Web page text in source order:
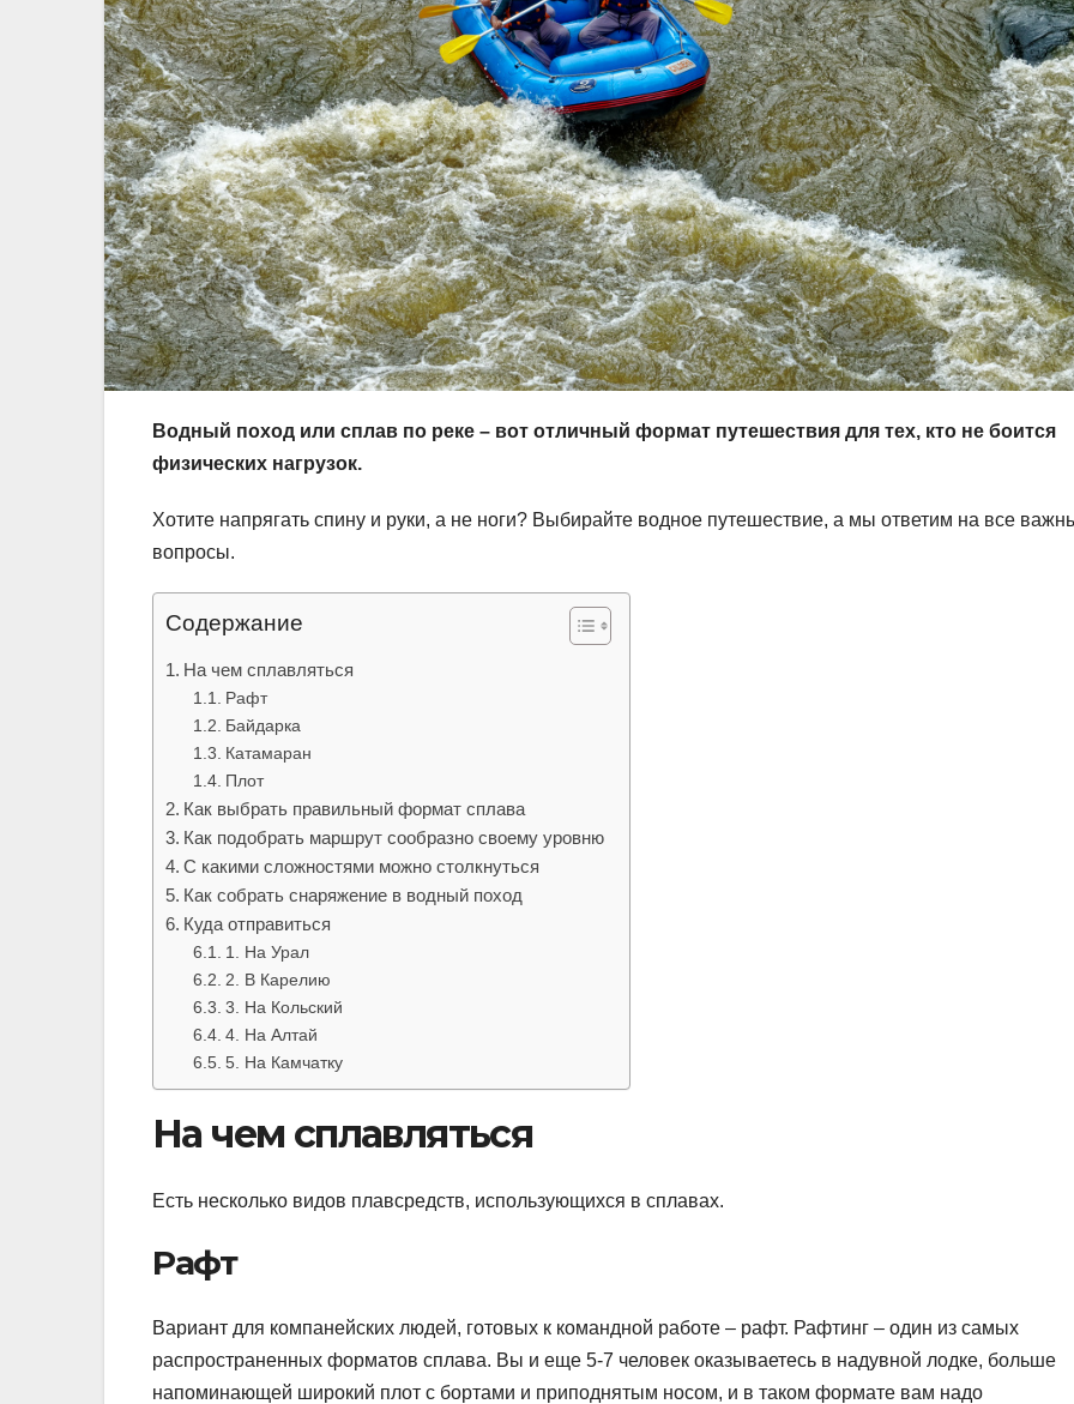
Водный поход или сплав по реке – вот отличный формат путешествия для тех, кто не боится
физических нагрузок.
Хотите напрягать спину и руки, а не ноги? Выбирайте водное путешествие, а мы ответим на все
вопросы.
Содержание
На чем сплавляться
Рафт
Байдарка
Катамаран
Плот
Как выбрать правильный формат сплава
Как подобрать маршрут сообразно своему уровню
С какими сложностями можно столкнуться
Как собрать снаряжение в водный поход
Куда отправиться
1. На Урал
2. В Карелию
3. На Кольский
4. На Алтай
5. На Камчатку
На чем сплавляться
Есть несколько видов плавсредств, использующихся в сплавах.
Рафт
Вариант для компанейских людей, готовых к командной работе – рафт. Рафтинг – один из самых
распространенных форматов сплава. Вы и еще 5-7 человек оказываетесь в надувной лодке, больше
напоминающей широкий плот с бортами и приподнятым носом, и в таком формате вам надо